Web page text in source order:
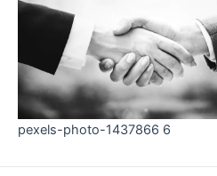
pexels-photo-1437866 6